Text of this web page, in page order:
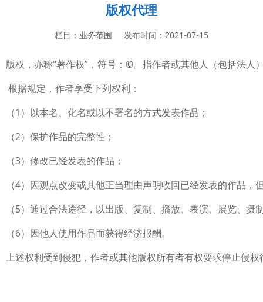
版权代理
栏目：业务范围 发布时间：2021-07-15
版权，亦称“著作权”，符号：©。指作者或其他人（包括法人
根据规定，作者享受下列权利：
（1）以本名、化名或以不署名的方式发表作品；
（2）保护作品的完整性；
（3）修改已经发表的作品；
（4）因观点改变或其他正当理由声明收回已经发表的作品，
（5）通过合法途径，以出版、复制、播放、表演、展览、
（6）因他人使用作品而获得经济报酬。
上述权利受到侵犯，作者或其他版权所有者有权要求停止侵